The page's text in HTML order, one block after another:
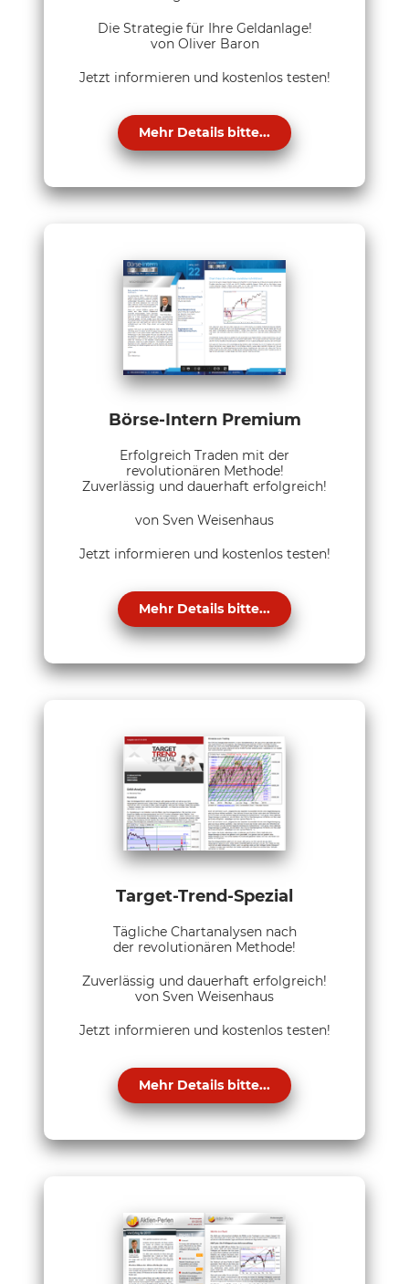
Die Strategie für Ihre Geldanlage!
von Oliver Baron
Jetzt informieren und kostenlos testen!
Mehr Details bitte...
Börse-Intern Premium
Erfolgreich Traden mit der
revolutionären Methode!
Zuverlässig und dauerhaft erfolgreich!
von Sven Weisenhaus
Jetzt informieren und kostenlos testen!
Mehr Details bitte...
Target-Trend-Spezial
Tägliche Chartanalysen nach
der revolutionären Methode!
Zuverlässig und dauerhaft erfolgreich!
von Sven Weisenhaus
Jetzt informieren und kostenlos testen!
Mehr Details bitte...